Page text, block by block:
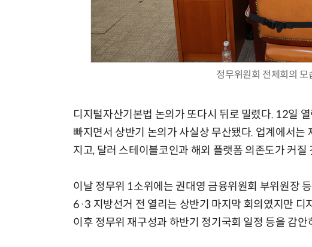
정무위원회 전체회의
디지털자산기본법 논의가 또다시 뒤로 밀렸다. 12일
빠지면서 상반기 논의가 사실상 무산됐다. 업계에서는
지고, 달러 스테이블코인과 해외 플랫폼 의존도가 커질
이날 정무위 1소위에는 권대영 금융위원회 부위원장
6·3 지방선거 전 열리는 상반기 마지막 회의였지만
이후 정무위 재구성과 하반기 정기국회 일정 등을 감